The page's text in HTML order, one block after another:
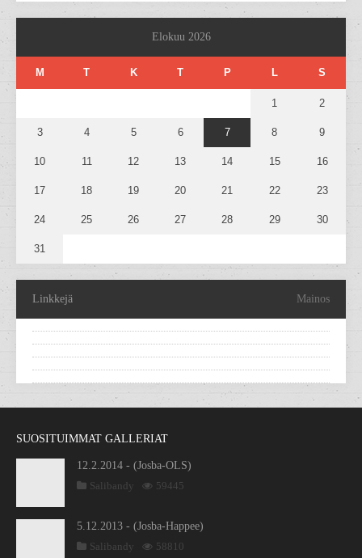
Elokuu 2026
M T K T P L S
1 2
3 4 5 6 7 8 9
10 11 12 13 14 15 16
17 18 19 20 21 22 23
24 25 26 27 28 29 30
31
Linkkejä Mainos
SUOSITUIMMAT GALLERIAT
12.2.2014 - (Josba-OLS)
Salibandy
59445
5.12.2013 - (Josba-Happee)
Salibandy
58810